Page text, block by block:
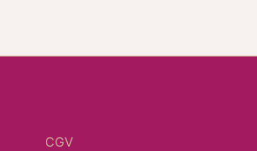
CGV